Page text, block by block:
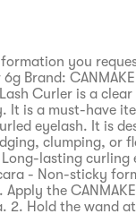
you
6g Brand:
Curler is a
It is a must-have
eyelash. It is
clumping, or
lasting
- Non-sticky
Apply the
2. Hold the wand